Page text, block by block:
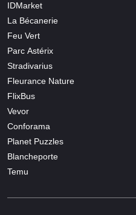
IDMarket
La Bécanerie
Feu Vert
Parc Astérix
Stradivarius
Fleurance Nature
FlixBus
Vevor
Conforama
Planet Puzzles
Blancheporte
Temu